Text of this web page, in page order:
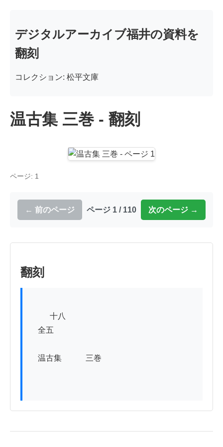
デジタルアーカイブ福井の資料を
翻刻
コレクション: 松平文庫
温古集 三巻 - 翻刻
ページ: 1
← 前のページ ページ 1 / 110 次のページ →
翻刻
全五
温古集　　　三巻